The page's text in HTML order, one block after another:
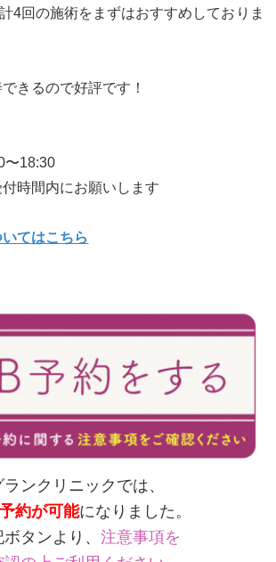
4回の施術をまずはおすすめしておりま
きるので好評です！
〜18:30
時間内にお願いします
てはこちら
ランクリニックでは、
約が可能になりました。
タンより、 注意事項を